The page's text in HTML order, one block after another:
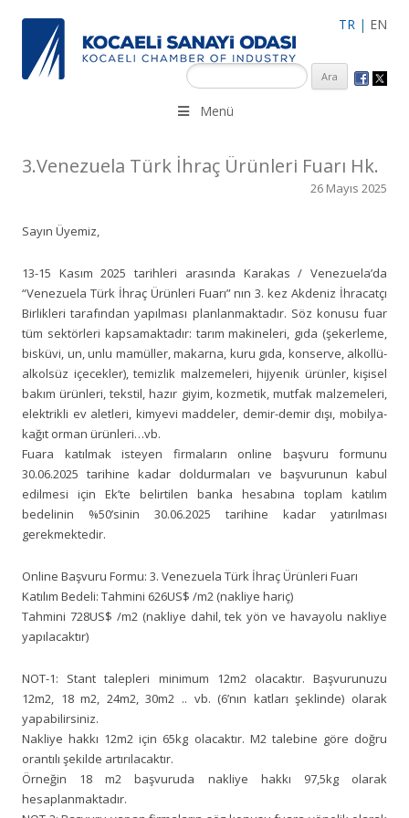
TR | EN
KSO 3500’ü aşkın sanayi kuruluşuna uzman çalışanları ile İzmit
Merkez, Çayırova, Dilovası, Gebze ve İMES OSB’deki ofisleri ile
Menü
3.Venezuela Türk İhraç Ürünleri Fuarı Hk.
26 Mayıs 2025
Sayın Üyemiz,
13-15 Kasım 2025 tarihleri arasında Karakas / Venezuela’da
“Venezuela Türk İhraç Ürünleri Fuarı” nın 3. kez Akdeniz İhracatçı
Birlikleri tarafından yapılması planlanmaktadır. Söz konusu fuar
tüm sektörleri kapsamaktadır: tarım makineleri, gıda (şekerleme,
bisküvi, un, unlu mamüller, makarna, kuru gıda, konserve, alkollü-
alkolsüz içecekler), temizlik malzemeleri, hijyenik ürünler, kişisel
bakım ürünleri, tekstil, hazır giyim, kozmetik, mutfak malzemeleri,
elektrikli ev aletleri, kimyevi maddeler, demir-demir dışı, mobilya-
kağıt orman ürünleri…vb.
Fuara katılmak isteyen firmaların online başvuru formunu
30.06.2025 tarihine kadar doldurmaları ve başvurunun kabul
edilmesi için Ek’te belirtilen banka hesabına toplam katılım
bedelinin %50’sinin 30.06.2025 tarihine kadar yatırılması
gerekmektedir.
Online Başvuru Formu: 3. Venezuela Türk İhraç Ürünleri Fuarı
Katılım Bedeli: Tahmini 626US$ /m2 (nakliye hariç)
Tahmini 728US$ /m2 (nakliye dahil, tek yön ve havayolu nakliye
yapılacaktır)
NOT-1: Stant talepleri minimum 12m2 olacaktır. Başvurunuzu
12m2, 18 m2, 24m2, 30m2 .. vb. (6’nın katları şeklinde) olarak
yapabilirsiniz.
Nakliye hakkı 12m2 için 65kg olacaktır. M2 talebine göre doğru
orantılı şekilde artırılacaktır.
Örneğin 18 m2 başvuruda nakliye hakkı 97,5kg olarak
hesaplanmaktadır.